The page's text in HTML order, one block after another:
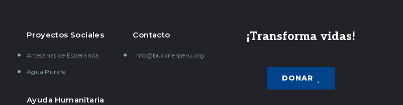
Proyectos Sociales
Artesanas de Esperanza
Agua Purafe
Ayuda Humanitaria
Contacto
info@bucknerperu.org
¡Transforma vidas!
DONAR